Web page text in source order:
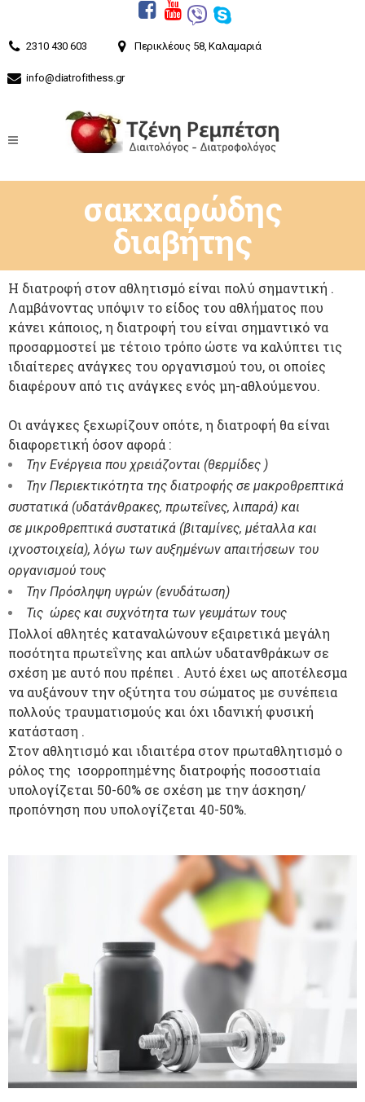
2310 430 603 Περικλέους 58, Καλαμαριά
info@diatrofithess.gr
σακχαρώδης
διαβήτης
Η διατροφή στον αθλητισμό είναι πολύ σημαντική .
Λαμβάνοντας υπόψιν το είδος του αθλήματος που
κάνει κάποιος, η διατροφή του είναι σημαντικό να
προσαρμοστεί με τέτοιο τρόπο ώστε να καλύπτει τις
ιδιαίτερες ανάγκες του οργανισμού του, οι οποίες
διαφέρουν από τις ανάγκες ενός μη-αθλούμενου.
Οι ανάγκες ξεχωρίζουν οπότε, η διατροφή θα είναι
διαφορετική όσον αφορά :
Την Ενέργεια που χρειάζονται (θερμίδες )
Την Περιεκτικότητα της διατροφής σε μακροθρεπτικά
συστατικά (υδατάνθρακες, πρωτεΐνες, λιπαρά) και
σε μικροθρεπτικά συστατικά (βιταμίνες, μέταλλα και
ιχνοστοιχεία), λόγω των αυξημένων απαιτήσεων του
οργανισμού τους
Την Πρόσληψη υγρών (ενυδάτωση)
Τις ώρες και συχνότητα των γευμάτων τους
Πολλοί αθλητές καταναλώνουν εξαιρετικά μεγάλη
ποσότητα πρωτεΐνης και απλών υδατανθράκων σε
σχέση με αυτό που πρέπει . Αυτό έχει ως αποτέλεσμα
να αυξάνουν την οξύτητα του σώματος με συνέπεια
πολλούς τραυματισμούς και όχι ιδανική φυσική
κατάσταση .
Στον αθλητισμό και ιδιαιτέρα στον πρωταθλητισμό ο
ρόλος της ισορροπημένης διατροφής ποσοστιαία
υπολογίζεται 50-60% σε σχέση με την άσκηση/
προπόνηση που υπολογίζεται 40-50%.